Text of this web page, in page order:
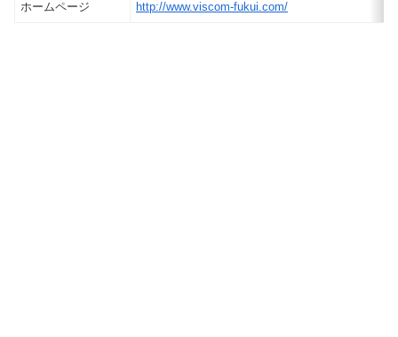
ホームページ http://www.viscom-fukui.com/